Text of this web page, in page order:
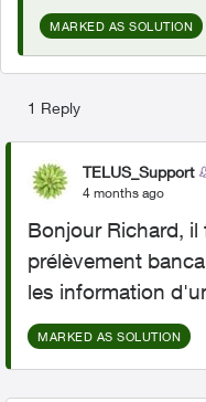
MARKED AS SOLUTION
1 Reply
TELUS_Support
4 months ago
Bonjour Richard,
prélèvement
les information
MARKED AS SOLUTION